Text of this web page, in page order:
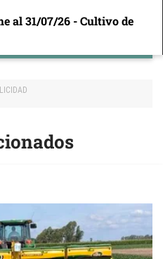
al 31/07/26 - Cultivo de